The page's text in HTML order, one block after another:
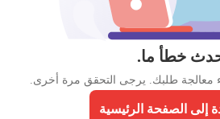
خطأ ما.
معالجة طلبك. يرجى التحقق مرة أخرى.
إلى الصفحة الرئيسية